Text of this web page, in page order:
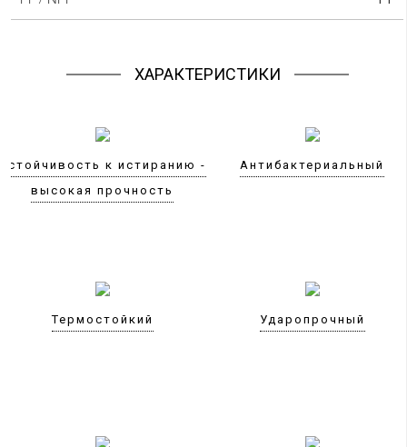
ХАРАКТЕРИСТИКИ
к истиранию -
высокая прочность
Антибактериальный
Термостойкий Ударопрочный